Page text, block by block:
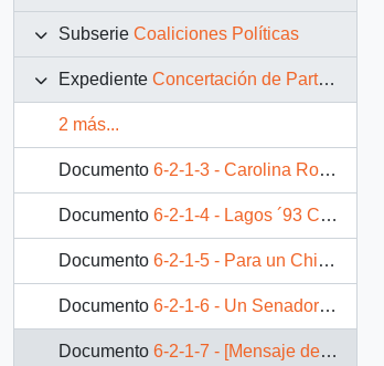
Subserie Coaliciones Políticas
Expediente Concertación de Partidos por la Democracia
2 más...
Documento 6-2-1-3 - Carolina Rossetti Diputada
Documento 6-2-1-4 - Lagos ´93 Concertación
Documento 6-2-1-5 - Para un Chile de verdad, Jaime Estévez, un Senador de verdad
Documento 6-2-1-6 - Un Senador de dedicación completa para Santiago
Documento 6-2-1-7 - [Mensaje de Candidata a Diputada de la Concertación, Carolina Rossetti]